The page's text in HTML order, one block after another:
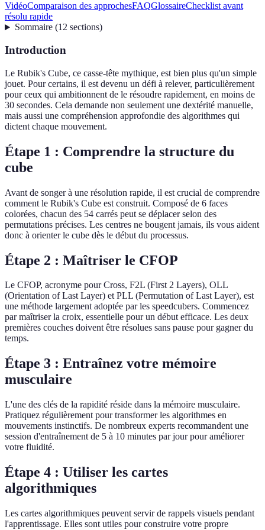
VidéoComparaison des approchesFAQGlossaireChecklist avant
résolu rapide
Sommaire(12 sections)
Introduction
Le Rubik's Cube, ce casse-tête mythique, est bien plus qu'un simple
jouet. Pour certains, il est devenu un défi à relever, particulièrement
pour ceux qui ambitionnent de le résoudre rapidement, en moins de
30 secondes. Cela demande non seulement une dextérité manuelle,
mais aussi une compréhension approfondie des algorithmes qui
dictent chaque mouvement.
Étape 1 : Comprendre la structure du
cube
Avant de songer à une résolution rapide, il est crucial de comprendre
comment le Rubik's Cube est construit. Composé de 6 faces
colorées, chacun des 54 carrés peut se déplacer selon des
permutations précises. Les centres ne bougent jamais, ils vous aident
donc à orienter le cube dès le début du processus.
Étape 2 : Maîtriser le CFOP
Le CFOP, acronyme pour Cross, F2L (First 2 Layers), OLL
(Orientation of Last Layer) et PLL (Permutation of Last Layer), est
une méthode largement adoptée par les speedcubers. Commencez
par maîtriser la croix, essentielle pour un début efficace. Les deux
premières couches doivent être résolues sans pause pour gagner du
temps.
Étape 3 : Entraînez votre mémoire
musculaire
L'une des clés de la rapidité réside dans la mémoire musculaire.
Pratiquez régulièrement pour transformer les algorithmes en
mouvements instinctifs. De nombreux experts recommandent une
session d'entraînement de 5 à 10 minutes par jour pour améliorer
votre fluidité.
Étape 4 : Utiliser les cartes
algorithmiques
Les cartes algorithmiques peuvent servir de rappels visuels pendant
l'apprentissage. Elles sont utiles pour construire votre propre